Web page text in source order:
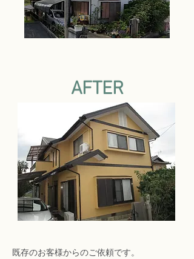
AFTER
既存のお客様からのご依頼です。